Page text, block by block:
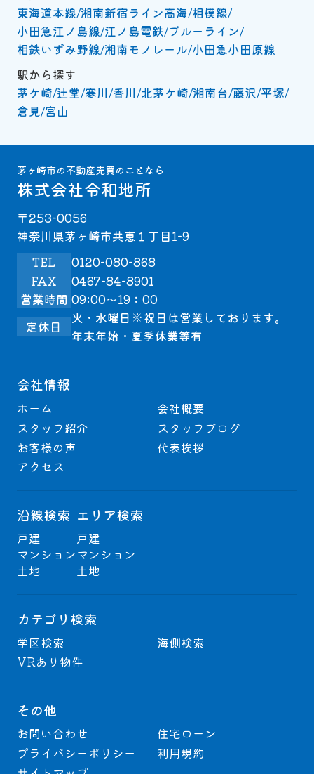
東海道本線 湘南新宿ライン高海 相模線
小田急江ノ島線 江ノ島電鉄 ブルーライン
相鉄いずみ野線 湘南モノレール 小田急小田原線
駅から探す
茅ケ崎 辻堂 寒川 香川 北茅ケ崎 湘南台 藤沢 平塚
倉見 宮山
茅ヶ崎市の不動産売買のことなら
株式会社令和地所
〒253-0056
神奈川県茅ヶ崎市共恵１丁目1-9
TEL
0120-080-868
FAX
0467-84-8901
営業時間 09:00～19：00
定休日
火・水曜日※祝日は営業しております。
年末年始・夏季休業等有
会社情報
ホーム
会社概要
スタッフ紹介
スタッフブログ
お客様の声
代表挨拶
アクセス
沿線検索
戸建
マンション
土地
エリア検索
戸建
マンション
土地
カテゴリ検索
学区検索
海側検索
VRあり物件
その他
お問い合わせ
住宅ローン
プライバシーポリシー
利用規約